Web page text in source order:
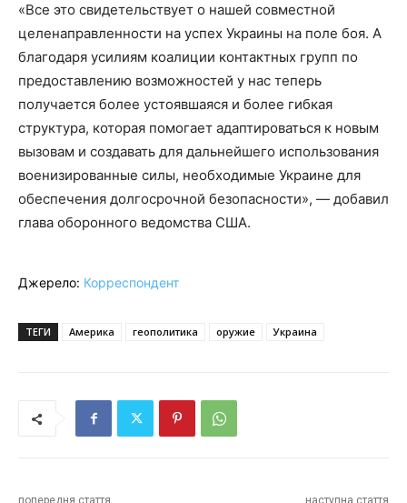
«Все это свидетельствует о нашей совместной
целенаправленности на успех Украины на поле боя. А
благодаря усилиям коалиции контактных групп по
предоставлению возможностей у нас теперь
получается более устоявшаяся и более гибкая
структура, которая помогает адаптироваться к новым
вызовам и создавать для дальнейшего использования
военизированные силы, необходимые Украине для
обеспечения долгосрочной безопасности», — добавил
глава оборонного ведомства США.
Джерело: Корреспондент
ТЕГИ Америка геополитика оружие Украина
попередня стаття наступна стаття